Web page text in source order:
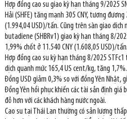
Hợp đồng cao su giao kỳ hạn tháng 9/2025
Hải (SHFE) tăng mạnh 305 CNY, tương
(1.994,04 USD)/tấn. Cũng trên sàn giao dịch
butadiene (SHBRv1) giao kỳ hạn tháng 8/
1,99% chốt ở 11.540 CNY (1.608,05 USD)/tấn.
Hợp đồng cao su kỳ hạn tháng 8/2025 STFc1
dịch quanh mức 165,4 US cent/kg, tăng 1,7%.
Đồng USD giảm 0,3% so với đồng Yên Nhật,
Đồng Yên hồi phục khiến các tài sản định
đỏ hơn với các khách hàng nước ngoài.
Cao su tại Thái Lan thường có sản lượng